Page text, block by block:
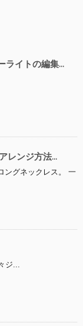
イトの編集...
レンジ方法...
ングネックレス。 一
ジ...